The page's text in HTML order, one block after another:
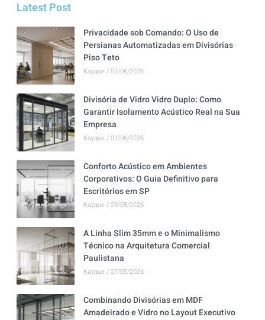
Latest Post
Privacidade sob Comando: O Uso de
Persianas Automatizadas em Divisórias
Piso Teto
Kayque 03/06/2026
Divisória de Vidro Vidro Duplo: Como
Garantir Isolamento Acústico Real na Sua
Empresa
Kayque 01/06/2026
Conforto Acústico em Ambientes
Corporativos: O Guia Definitivo para
Escritórios em SP
Kayque 29/05/2026
A Linha Slim 35mm e o Minimalismo
Técnico na Arquitetura Comercial
Paulistana
Kayque 27/05/2026
Combinando Divisórias em MDF
Amadeirado e Vidro no Layout Executivo